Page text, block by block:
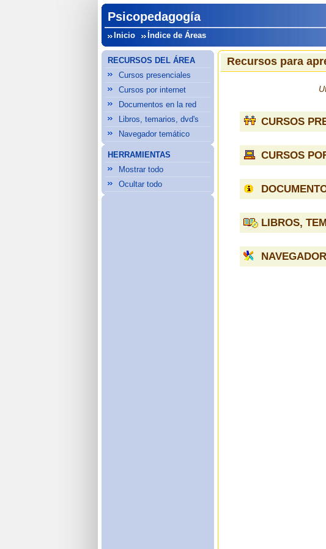
Psicopedagogía
Inicio Índice de Áreas
RECURSOS DEL ÁREA
Cursos presenciales
Cursos por internet
Documentos en la red
Libros, temarios, dvd's
Navegador temático
HERRAMIENTAS
Mostrar todo
Ocultar todo
Recursos para
CURSOS
CURSOS
LIBROS,